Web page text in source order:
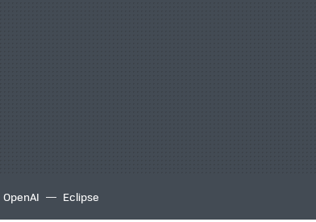
OpenAI Eclipse